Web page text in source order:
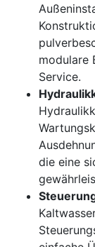
modulare
Service.
die eine